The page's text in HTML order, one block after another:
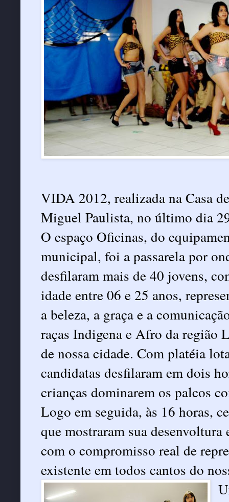
VIDA 2012, realizada na Casa
Miguel Paulista, no último dia
O espaço Oficinas, do
municipal, foi a passarela por
desfilaram mais de 40 jovens,
idade entre 06 e 25 anos,
a beleza, a graça e a
raças Indigena e Afro da região
de nossa cidade. Com platéia
candidatas desfilaram em dois
crianças dominarem os palcos
Logo em seguida, às 16 horas,
que mostraram sua desenvoltura
com o compromisso real de
existente em todos cantos do